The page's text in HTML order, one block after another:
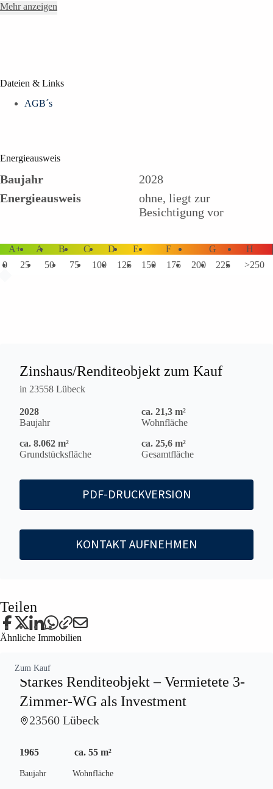
Mehr anzeigen
Dateien & Links
AGB´s
Energieausweis
Baujahr
2028
Energieausweis
ohne, liegt zur
Besichtigung vor
A+ A B C D E F G
H
0
25 50 75 100 125 150 175 200 225 >250
Zinshaus/Renditeobjekt zum Kauf
in 23558 Lübeck
2028
Baujahr
ca. 21,3 m²
Wohnfläche
ca. 8.062 m²
Grundstücksfläche
ca. 25,6 m²
Gesamtfläche
PDF-DRUCKVERSION
KONTAKT AUFNEHMEN
Teilen
Ähnliche Immobilien
Zum Kauf
Starkes Renditeobjekt – Vermietete 3-
Zimmer-WG als Investment
23560 Lübeck
1965
Baujahr
ca. 55 m²
Wohnfläche